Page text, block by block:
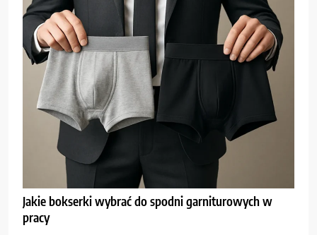
Jakie bokserki wybrać do spodni garniturowych w
pracy